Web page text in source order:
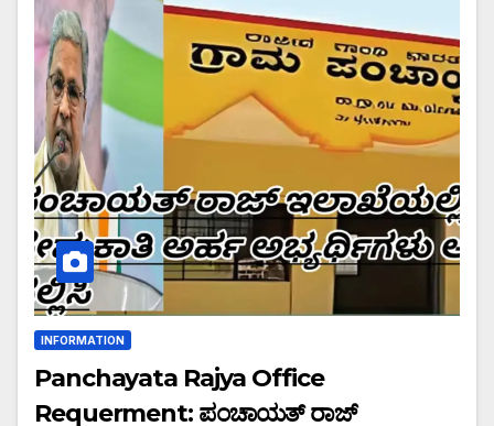
INFORMATION
Panchayata Rajya Office
Requerment: ಪಂಚಾಯತ್ ರಾಜ್